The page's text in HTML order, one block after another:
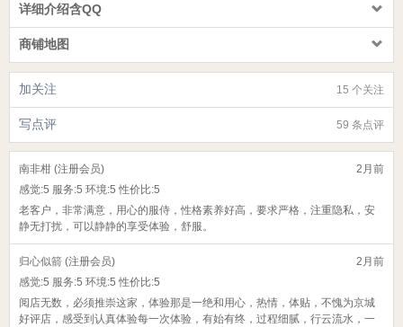
详细介绍含QQ
商铺地图
15 个关注
加关注
59 条点评
写点评
2月前
南非柑 (注册会员)
感觉:5 服务:5 环境:5 性价比:5
老客户，非常满意，用心的服侍，性格素养好高，要求严格，注重隐私，安
静无打扰，可以静静的享受体验，舒服。
2月前
归心似箭 (注册会员)
感觉:5 服务:5 环境:5 性价比:5
阅店无数，必须推崇这家，体验那是一绝和用心，热情，体贴，不愧为京城
好评店，感受到认真体验每一次体验，有始有终，过程细腻，行云流水，一